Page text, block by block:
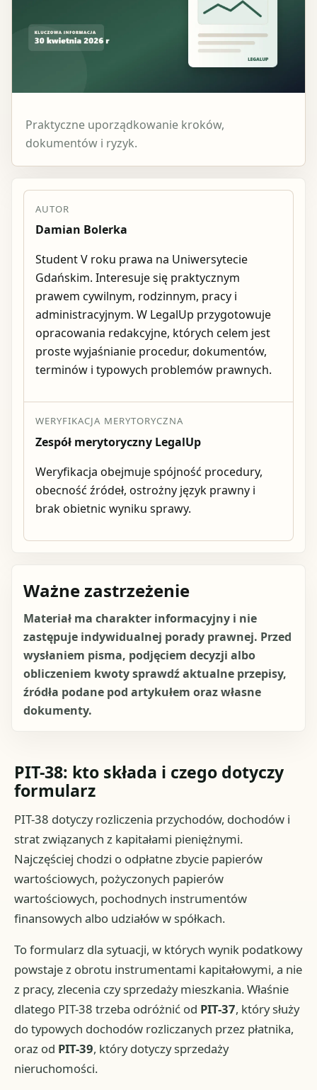
Praktyczne uporządkowanie kroków,
dokumentów i ryzyk.
AUTOR
Damian Bolerka
Student V roku prawa na Uniwersytecie
Gdańskim. Interesuje się praktycznym
prawem cywilnym, rodzinnym, pracy i
administracyjnym. W LegalUp przygotowuje
opracowania redakcyjne, których celem jest
proste wyjaśnianie procedur, dokumentów,
terminów i typowych problemów prawnych.
WERYFIKACJA MERYTORYCZNA
Zespół merytoryczny LegalUp
Weryfikacja obejmuje spójność procedury,
obecność źródeł, ostrożny język prawny i
brak obietnic wyniku sprawy.
Ważne zastrzeżenie
Materiał ma charakter informacyjny i nie
zastępuje indywidualnej porady prawnej. Przed
wysłaniem pisma, podjęciem decyzji albo
obliczeniem kwoty sprawdź aktualne przepisy,
źródła podane pod artykułem oraz własne
dokumenty.
PIT-38: kto składa i czego dotyczy
formularz
PIT-38 dotyczy rozliczenia przychodów, dochodów i
strat związanych z kapitałami pieniężnymi.
Najczęściej chodzi o odpłatne zbycie papierów
wartościowych, pożyczonych papierów
wartościowych, pochodnych instrumentów
finansowych albo udziałów w spółkach.
To formularz dla sytuacji, w których wynik podatkowy
powstaje z obrotu instrumentami kapitałowymi, a nie
z pracy, zlecenia czy sprzedaży mieszkania. Właśnie
dlatego PIT-38 trzeba odróżnić od PIT-37, który służy
do typowych dochodów rozliczanych przez płatnika,
oraz od PIT-39, który dotyczy sprzedaży
nieruchomości.